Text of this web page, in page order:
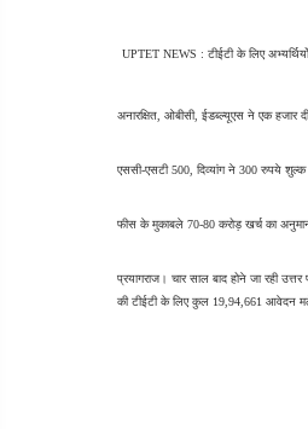
UPTET NEWS : टीईटी के लिए
अनारक्षित, ओबीसी, ईडब्ल्यूएस ने एक हजार
एससी-एसटी 500, दिव्यांग ने 300 रुपये शुल्क
फीस के मुकाबले 70-80 करोड़ खर्च का
प्रयागराज। चार साल बाद होने जा रही
की टीईटी के लिए कुल 19,94,661 आवेदन